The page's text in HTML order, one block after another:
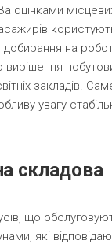
оцінками
на
закладів.
увагу
складова
що
які